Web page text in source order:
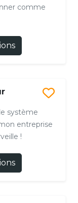
comme
système
entreprise
!